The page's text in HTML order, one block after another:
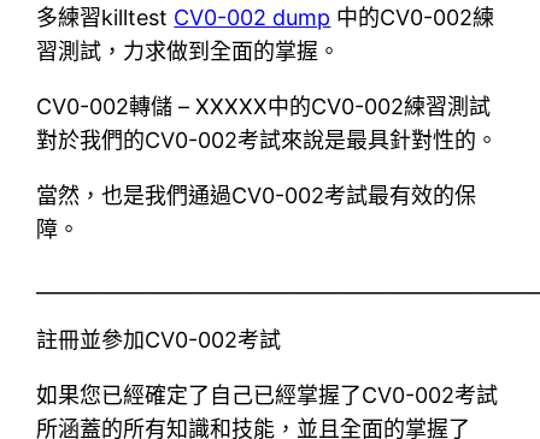
多練習killtest CV0-002 dump 中的CV0-002練
習測試，力求做到全面的掌握。
CV0-002轉儲 – XXXXX中的CV0-002練習測試
對於我們的CV0-002考試來說是最具針對性的。
當然，也是我們通過CV0-002考試最有效的保
障。
註冊並參加CV0-002考試
如果您已經確定了自己已經掌握了CV0-002考試
所涵蓋的所有知識和技能，並且全面的掌握了